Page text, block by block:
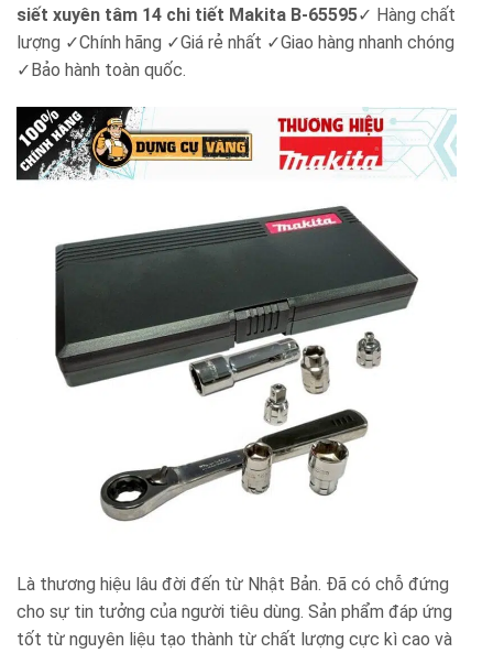
siết xuyên tâm 14 chi tiết Makita B-65595✓ Hàng chất
lượng ✓Chính hãng ✓Giá rẻ nhất ✓Giao hàng nhanh chóng
✓Bảo hành toàn quốc.
Là thương hiệu lâu đời đến từ Nhật Bản. Đã có chỗ đứng
cho sự tin tưởng của người tiêu dùng. Sản phẩm đáp ứng
tốt từ nguyên liệu tạo thành từ chất lượng cực kì cao và